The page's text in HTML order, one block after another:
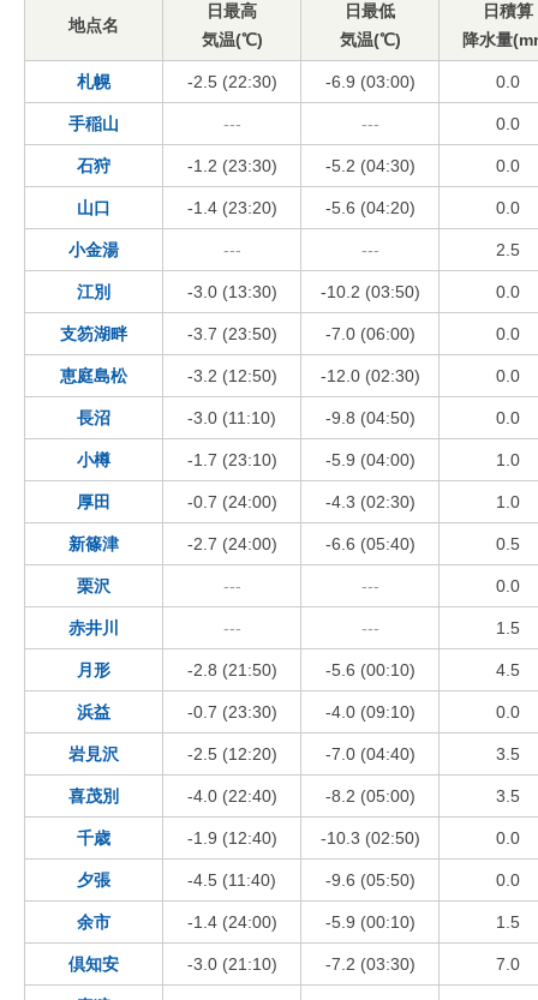
地点名
日最高
気温(℃)
日最低
気温(℃)
日積算
降水量
札幌 -2.5 (22:30) -6.9 (03:00) 0.0
手稲山 --- --- 0.0
石狩 -1.2 (23:30) -5.2 (04:30) 0.0
山口 -1.4 (23:20) -5.6 (04:20) 0.0
小金湯 --- --- 2.5
江別 -3.0 (13:30) -10.2 (03:50) 0.0
支笏湖畔 -3.7 (23:50) -7.0 (06:00) 0.0
恵庭島松 -3.2 (12:50) -12.0 (02:30) 0.0
長沼 -3.0 (11:10) -9.8 (04:50) 0.0
小樽 -1.7 (23:10) -5.9 (04:00) 1.0
厚田 -0.7 (24:00) -4.3 (02:30) 1.0
新篠津 -2.7 (24:00) -6.6 (05:40) 0.5
栗沢 --- --- 0.0
赤井川 --- --- 1.5
月形 -2.8 (21:50) -5.6 (00:10) 4.5
浜益 -0.7 (23:30) -4.0 (09:10) 0.0
岩見沢 -2.5 (12:20) -7.0 (04:40) 3.5
喜茂別 -4.0 (22:40) -8.2 (05:00) 3.5
千歳 -1.9 (12:40) -10.3 (02:50) 0.0
夕張 -4.5 (11:40) -9.6 (05:50) 0.0
余市 -1.4 (24:00) -5.9 (00:10) 1.5
倶知安 -3.0 (21:10) -7.2 (03:30) 7.0